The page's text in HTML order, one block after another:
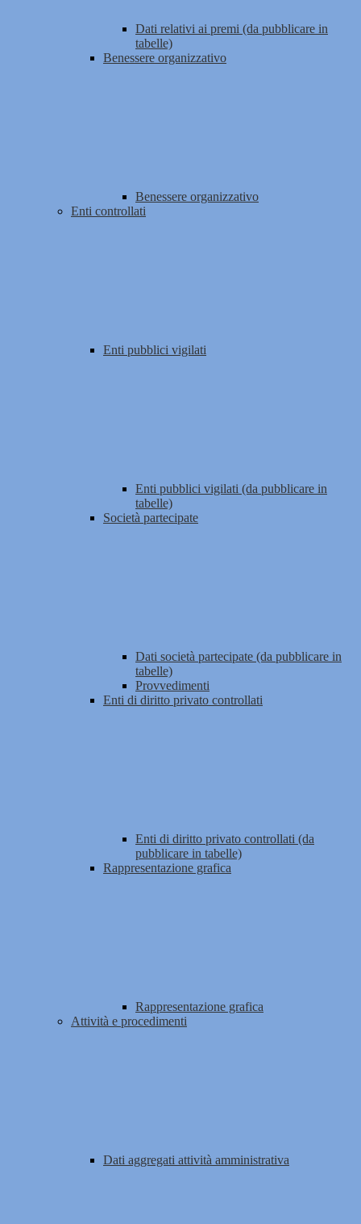
Dati relativi ai premi (da pubblicare in
tabelle)
Benessere organizzativo
Benessere organizzativo
Enti controllati
Enti pubblici vigilati
Enti pubblici vigilati (da pubblicare in
tabelle)
Società partecipate
Dati società partecipate (da pubblicare in
tabelle)
Provvedimenti
Enti di diritto privato controllati
Enti di diritto privato controllati (da
pubblicare in tabelle)
Rappresentazione grafica
Rappresentazione grafica
Attività e procedimenti
Dati aggregati attività amministrativa